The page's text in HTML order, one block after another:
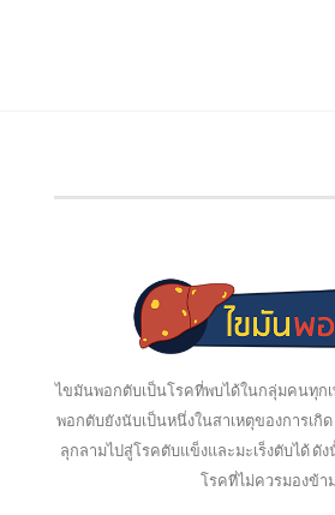
ไขมันพอกตับเป็นโรคที่พบได้ในกลุ่มคนทุก
พอกตับยังนับเป็นหนึ่งในสาเหตุของการเกิ
ลุกลามไปสู่โรคตับแข็งและมะเร็งตับได้ ดั
โรคที่ไม่ควรมองข้า